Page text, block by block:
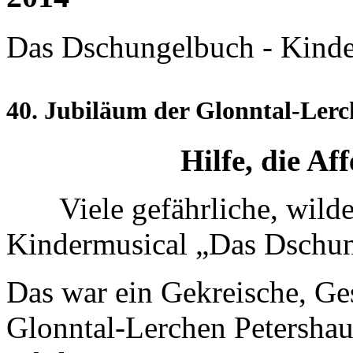
Das Dschungelbuch -
40. Jubiläum der Glonntal-
Hilfe, die
Viele gefährliche,
Kindermusical „Das
Das war ein Gekreische,
Glonntal-Lerchen